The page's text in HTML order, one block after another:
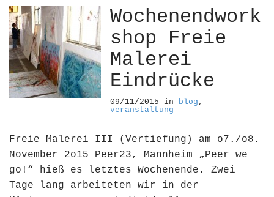
Wochenendwork
shop Freie
Malerei
Eindrücke
09/11/2015 in blog ,
veranstaltung
Freie Malerei III (Vertiefung) am o7./o8.
November 2o15 Peer23, Mannheim „Peer we
go!“ hieß es letztes Wochenende. Zwei
Tage lang arbeiteten wir in der